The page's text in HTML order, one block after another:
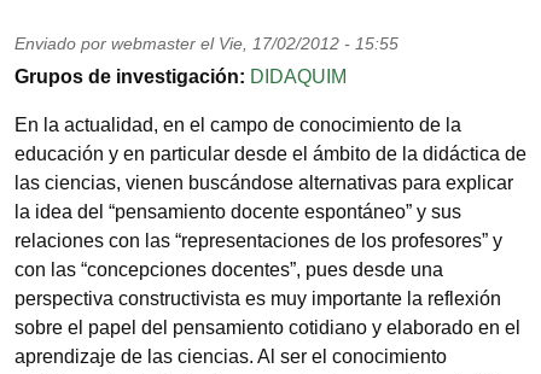
Enviado por webmaster el Vie, 17/02/2012 - 15:55
Grupos de investigación DIDAQUIM
En la actualidad, en el campo de conocimiento de la
educación y en particular desde el ámbito de la didáctica de
las ciencias, vienen buscándose alternativas para explicar
la idea del “pensamiento docente espontáneo” y sus
relaciones con las “representaciones de los profesores” y
con las “concepciones docentes”, pues desde una
perspectiva constructivista es muy importante la reflexión
sobre el papel del pensamiento cotidiano y elaborado en el
aprendizaje de las ciencias. Al ser el conocimiento